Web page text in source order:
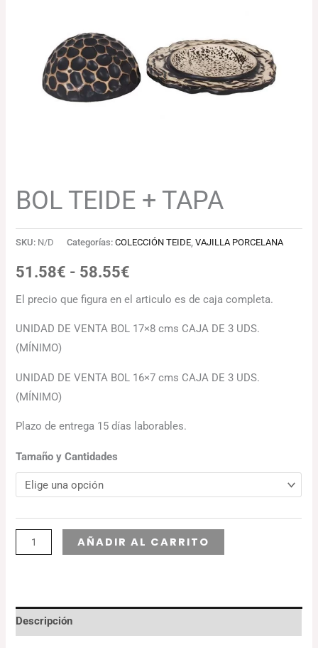
BOL TEIDE + TAPA
SKU: N/D Categorías:COLECCIÓN TEIDE ,VAJILLA PORCELANA
51.58€ - 58.55€
58.55€
El precio que figura en el articulo es de caja completa.
UNIDAD DE VENTA BOL 17×8 cms CAJA DE 3 UDS.
(MÍNIMO)
UNIDAD DE VENTA BOL 16×7 cms CAJA DE 3 UDS.
(MÍNIMO)
Plazo de entrega 15 días laborables.
Tamaño y Cantidades
AÑADIR AL CARRITO
Descripción